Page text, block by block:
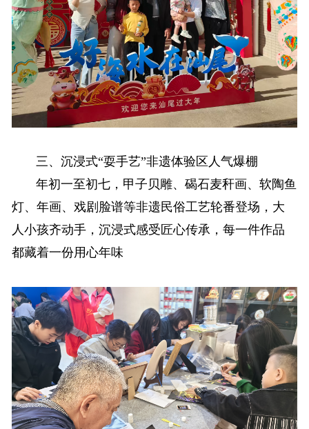
三、沉浸式“耍手艺”非遗体验区人气爆棚
年初一至初七，甲子贝雕、碣石麦秆画、软陶鱼
灯、年画、戏剧脸谱等非遗民俗工艺轮番登场，大
人小孩齐动手，沉浸式感受匠心传承，每一件作品
都藏着一份用心年味